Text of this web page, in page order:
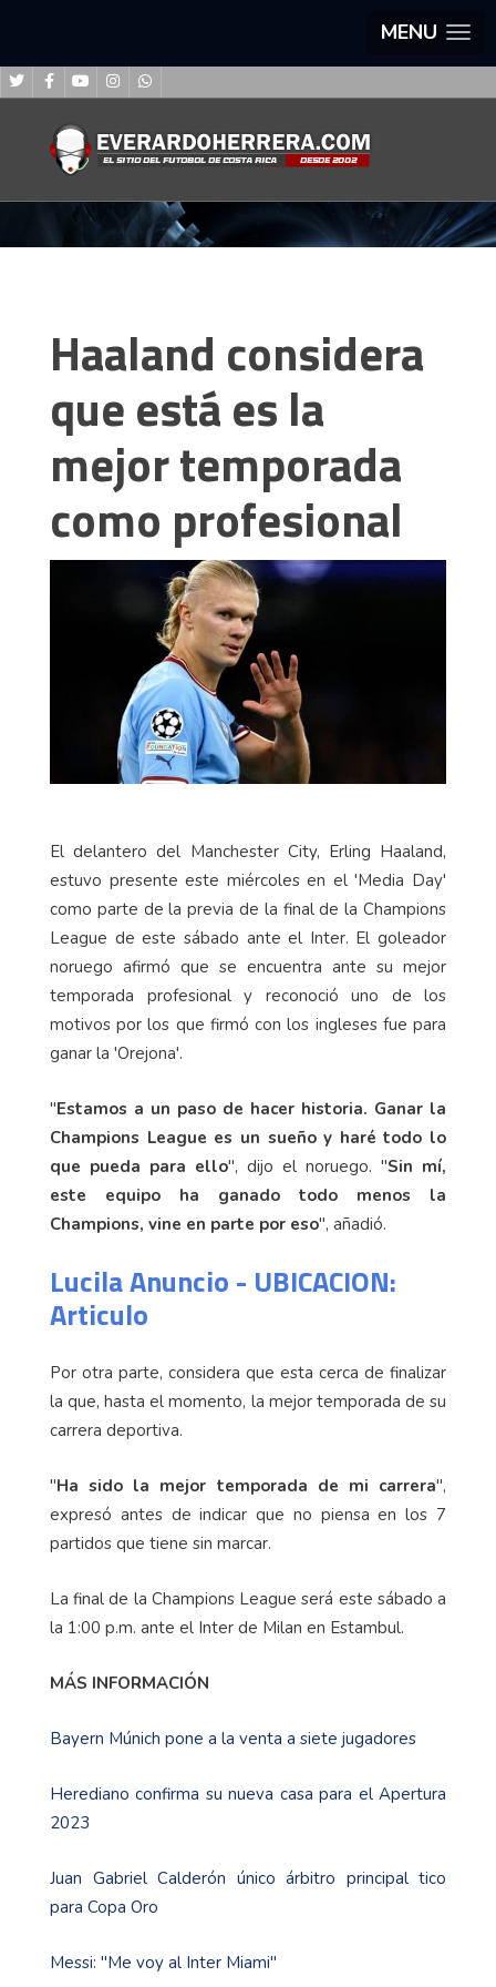
MENU
Haaland considera
que está es la
mejor temporada
como profesional
El delantero del Manchester City, Erling Haaland,
estuvo presente este miércoles en el 'Media Day'
como parte de la previa de la final de la Champions
League de este sábado ante el Inter. El goleador
noruego afirmó que se encuentra ante su mejor
temporada profesional y reconoció uno de los
motivos por los que firmó con los ingleses fue para
ganar la 'Orejona'.
"Estamos a un paso de hacer historia. Ganar la
Champions League es un sueño y haré todo lo
que pueda para ello", dijo el noruego. "Sin mí,
este equipo ha ganado todo menos la
Champions, vine en parte por eso", añadió.
Lucila Anuncio - UBICACION:
Articulo
Por otra parte, considera que esta cerca de finalizar
la que, hasta el momento, la mejor temporada de su
carrera deportiva.
"Ha sido la mejor temporada de mi carrera",
expresó antes de indicar que no piensa en los 7
partidos que tiene sin marcar.
La final de la Champions League será este sábado a
la 1:00 p.m. ante el Inter de Milan en Estambul.
MÁS INFORMACIÓN
Bayern Múnich pone a la venta a siete jugadores
Herediano confirma su nueva casa para el Apertura
2023
Juan Gabriel Calderón único árbitro principal tico
para Copa Oro
Messi: "Me voy al Inter Miami"